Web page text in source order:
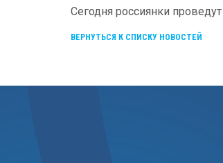
Сегодня россиянки
ВЕРНУТЬСЯ К СПИСКУ НОВОСТЕЙ